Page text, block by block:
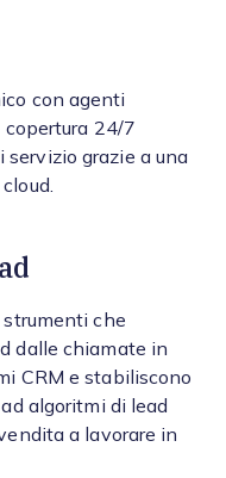
con agenti
24/7
grazie a una
che
dalle chiamate in
CRM e stabiliscono
algoritmi di lead
a lavorare in